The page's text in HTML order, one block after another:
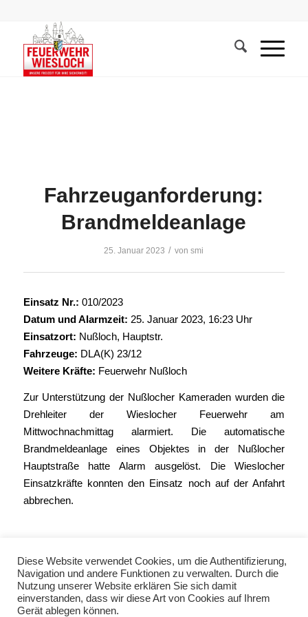
Fahrzeuganforderung:
Brandmeldeanlage
25. Januar 2023 / vonsmi
Einsatz Nr.: 010/2023
Datum und Alarmzeit: 25. Januar 2023, 16:23 Uhr
Einsatzort: Nußloch, Hauptstr.
Fahrzeuge: DLA(K) 23/12
Weitere Kräfte: Feuerwehr Nußloch
Zur Unterstützung der Nußlocher Kameraden wurden die
Drehleiter der Wieslocher Feuerwehr am
Mittwochnachmittag alarmiert. Die automatische
Brandmeldeanlage eines Objektes in der Nußlocher
Hauptstraße hatte Alarm ausgelöst. Die Wieslocher
Einsatzkräfte konnten den Einsatz noch auf der Anfahrt
abbrechen.
Diese Website verwendet Cookies, um die Authentifizierung,
Navigation und andere Funktionen zu verwalten. Durch die
Nutzung unserer Website erklären Sie sich damit
einverstanden, dass wir diese Art von Cookies auf Ihrem
Gerät ablegen können.